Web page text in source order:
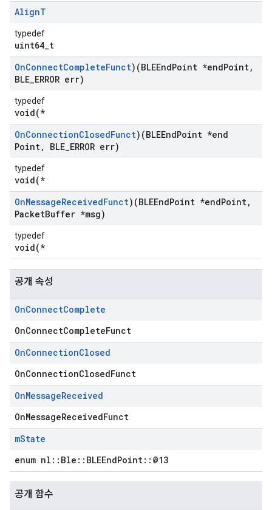
AlignT
typedef
uint64_t
OnConnectCompleteFunct)(BLEEndPoint *endPoint,
BLE ERROR err)
typedef
void(*
OnConnectionClosedFunct)(BLEEndPoint *end
Point, BLE ERROR err)
typedef
void(*
OnMessageReceivedFunct)(BLEEndPoint *endPoint,
PacketBuffer *msg)
typedef
void(*
공개 속성
OnConnectComplete
OnConnectCompleteFunct
OnConnectionClosed
OnConnectionClosedFunct
OnMessageReceived
OnMessageReceivedFunct
mState
enum nl::Ble::BLEEndPoint::@13
공개 함수